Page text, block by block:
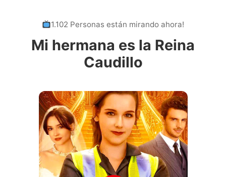
1.102 Personas están mirando ahora!
Mi hermana es la Reina
Caudillo